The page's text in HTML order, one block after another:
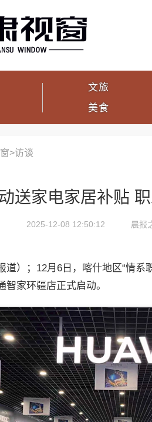
文旅
美食
>访谈
送家电家居补贴
2025-12-08 12:50:12 晨报
道）；12月6日，喀什地区“情系
家环疆店正式启动。